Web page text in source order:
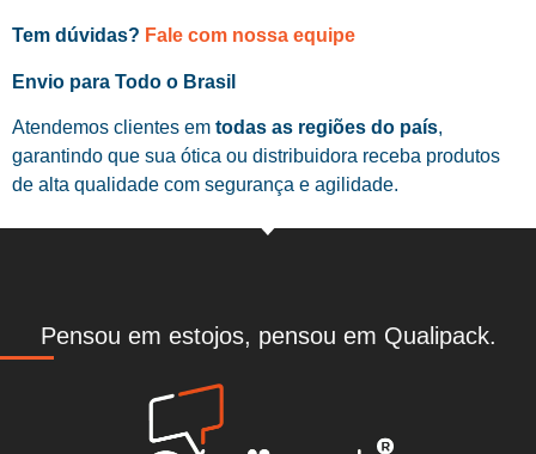
Tem dúvidas? Fale com nossa equipe
Envio para Todo o Brasil
Atendemos clientes em todas as regiões do país,
garantindo que sua ótica ou distribuidora receba produtos
de alta qualidade com segurança e agilidade.
Pensou em estojos, pensou em Qualipack.